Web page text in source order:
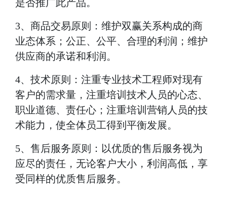
是否推广此产品。
3、商品交易原则：维护双赢关系构成的商
业态体系；公正、公平、合理的利润；维护
供应商的承诺和利润。
4、技术原则：注重专业技术工程师对现有
客户的需求量，注重培训技术人员的心态、
职业道德、责任心；注重培训营销人员的技
术能力，使全体员工得到平衡发展。
5、售后服务原则：以优质的售后服务视为
应尽的责任，无论客户大小，利润高低，享
受同样的优质售后服务。